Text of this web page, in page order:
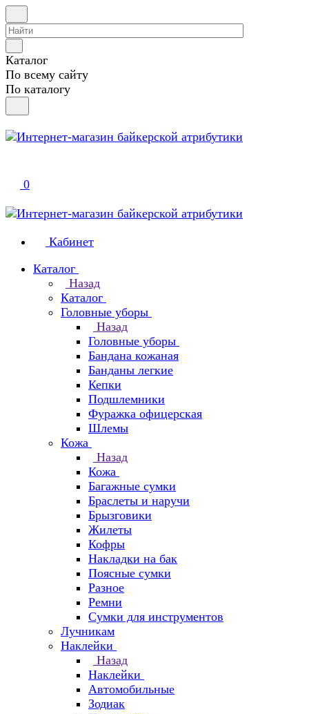
Каталог
По всему сайту
По каталогу
0
Кабинет
Каталог
Назад
Каталог
Головные уборы
Назад
Головные уборы
Бандана кожаная
Банданы легкие
Кепки
Подшлемники
Фуражка офицерская
Шлемы
Кожа
Назад
Кожа
Багажные сумки
Браслеты и наручи
Брызговики
Жилеты
Кофры
Накладки на бак
Поясные сумки
Разное
Ремни
Сумки для инструментов
Лучникам
Наклейки
Назад
Наклейки
Автомобильные
Зодиак